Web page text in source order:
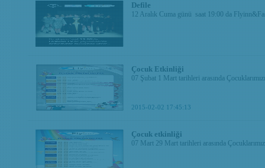
Defile
12 Aralık Cuma günü saat 19:00 da
Çocuk Etkinliği
07 Şubat 1 Mart tarihleri arasında
2015-02-02 17:45:13
Çocuk etkinliği
07 Mart 29 Mart tarihleri arasında